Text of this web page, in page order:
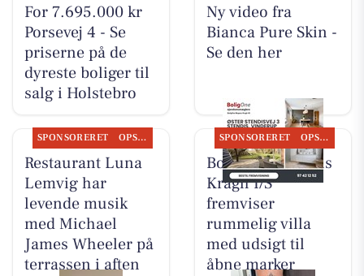
For 7.695.000 kr
Porsevej 4 - Se
priserne på de
dyreste boliger til
salg i Holstebro
Ny video fra
Bianca Pure Skin -
Se den her
SPONSORERET OPSLAGSTAVLEN
Restaurant Luna
Lemvig har
levende musik
med Michael
James Wheeler på
terrassen i aften
SPONSORERET OPSLAGSTAVLEN
BoligOne Mogens
Kragh I/S
fremviser
rummelig villa
med udsigt til
åbne marker